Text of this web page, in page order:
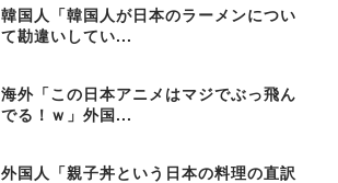
韓国人「韓国人が日本のラーメンについ
て勘違いしてい...
海外「この日本アニメはマジでぶっ飛ん
でる！ｗ」外国...
外国人「親子丼という日本の料理の直訳